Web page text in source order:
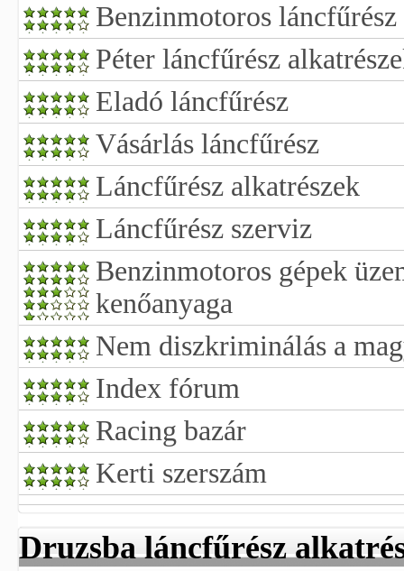
Benzinmotoros láncfűrész
Péter láncfűrész
Eladó láncfűrész
Vásárlás láncfűrész
Láncfűrész alkatrészek
Láncfűrész szerviz
Benzinmotoros gépek
kenőanyaga
Nem diszkriminálás a
Index fórum
Racing bazár
Kerti szerszám
Druzsba láncfűrész